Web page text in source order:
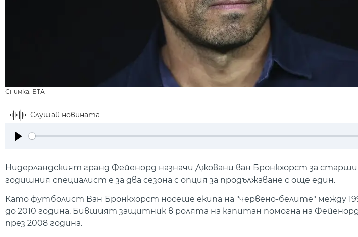
Снимка: БТА
Слушай новината
Нидерландският гранд Фейенорд назначи Джовани ван Бронкхорст за
годишния специалист е за два сезона с опция за продължаване с още един.
Като футболист Ван Бронкхорст носеше екипа на "червено-белите" между
до 2010 година. Бившият защитник в ролята на капитан помогна на
през 2008 година.